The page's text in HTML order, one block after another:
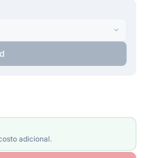
adicional.